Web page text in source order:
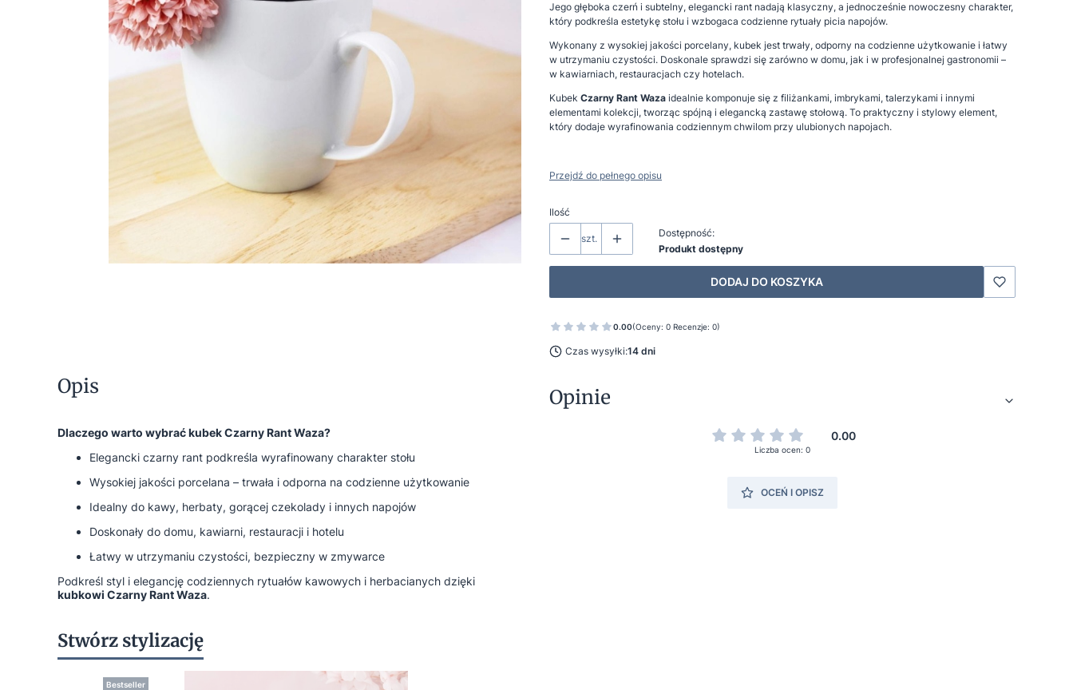
Jego głęboka czerń i subtelny, elegancki rant nadają klasyczny, a jednocześnie nowoczesny charakter,
który podkreśla estetykę stołu i wzbogaca codzienne rytuały picia napojów.
Wykonany z wysokiej jakości porcelany, kubek jest trwały, odporny na codzienne użytkowanie i łatwy
w utrzymaniu czystości. Doskonale sprawdzi się zarówno w domu, jak i w profesjonalnej gastronomii –
w kawiarniach, restauracjach czy hotelach.
Kubek Czarny Rant Waza idealnie komponuje się z filiżankami, imbrykami, talerzykami i innymi
elementami kolekcji, tworząc spójną i elegancką zastawę stołową. To praktyczny i stylowy element,
który dodaje wyrafinowania codziennym chwilom przy ulubionych napojach.
Przejdź do pełnego opisu
Ilość
szt.
Dostępność:
Produkt dostępny
DODAJ DO KOSZYKA
0.00(Oceny: 0 Recenzje: 0)
Czas wysyłki:14 dni
Opis
Dlaczego warto wybrać kubek Czarny Rant Waza?
Elegancki czarny rant podkreśla wyrafinowany charakter stołu
Wysokiej jakości porcelana – trwała i odporna na codzienne użytkowanie
Idealny do kawy, herbaty, gorącej czekolady i innych napojów
Doskonały do domu, kawiarni, restauracji i hotelu
Łatwy w utrzymaniu czystości, bezpieczny w zmywarce
Podkreśl styl i elegancję codziennych rytuałów kawowych i herbacianych dzięki
kubkowi Czarny Rant Waza.
Opinie
0.00
Liczba ocen: 0
OCEŃ I OPISZ
Stwórz stylizację
Bestseller